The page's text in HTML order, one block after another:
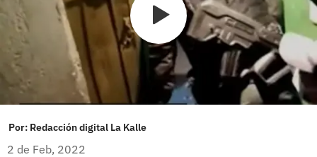
Por: Redacción digital La Kalle
2 de Feb, 2022